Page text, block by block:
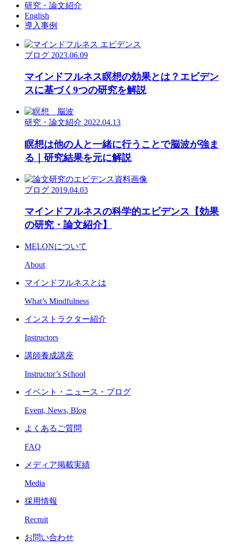
研究・論文紹介
English
導入事例
ブログ 2023.06.09
マインドフルネス瞑想の効果とは？エビデン
スに基づく9つの研究を解説
研究・論文紹介 2022.04.13
瞑想は他の人と一緒に行うことで脳波が強ま
る｜研究結果を元に解説
ブログ 2019.04.03
マインドフルネスの科学的エビデンス【効果
の研究・論文紹介】
MELONについて
About
マインドフルネスとは
What’s Mindfulness
インストラクター紹介
Instructors
講師養成講座
Instructor’s School
イベント・ニュース・ブログ
Event, News, Blog
よくあるご質問
FAQ
メディア掲載実績
Media
採用情報
Recruit
お問い合わせ